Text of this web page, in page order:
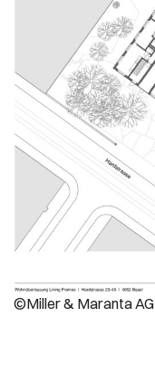
©Miller & Maranta AG